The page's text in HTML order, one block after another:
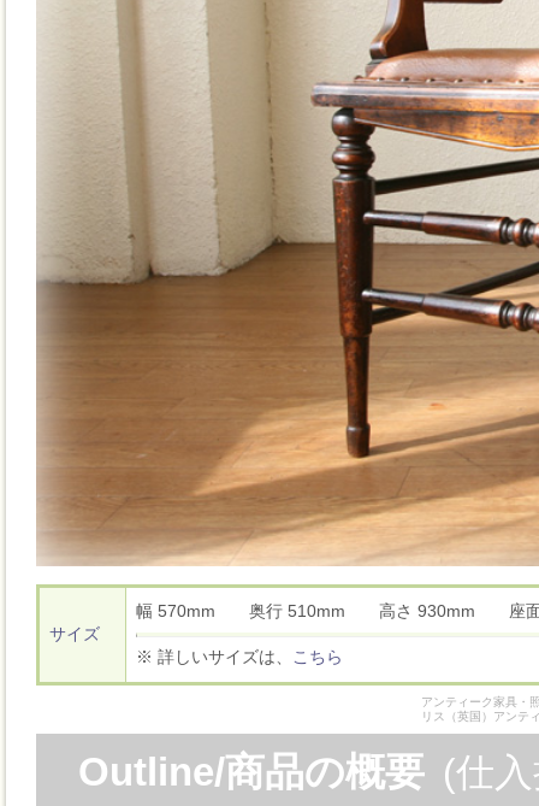
サイズ
幅 570mm 奥行 510mm 高さ 930mm 座
※ 詳しいサイズは、 こちら
アンティーク家具・
リス（英国）アンテ
Outline/商品の概要 (仕